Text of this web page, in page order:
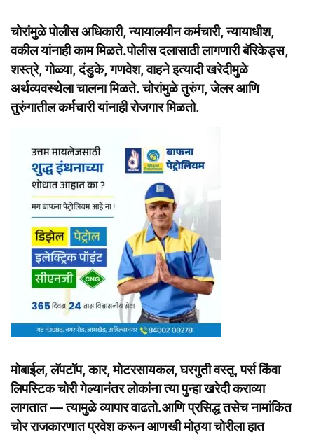
चोरांमुळे पोलीस अधिकारी, न्यायालयीन कर्मचारी, न्यायाधीश,
वकील यांनाही काम मिळते.पोलीस दलासाठी लागणारी बॅरिकेड्स,
शस्त्रे, गोळ्या, दंडुके, गणवेश, वाहने इत्यादी खरेदीमुळे
अर्थव्यवस्थेला चालना मिळते. चोरांमुळे तुरुंग, जेलर आणि
तुरुंगातील कर्मचारी यांनाही रोजगार मिळतो.
मोबाईल, लॅपटॉप, कार, मोटरसायकल, घरगुती वस्तू, पर्स किंवा
लिपस्टिक चोरी गेल्यानंतर लोकांना त्या पुन्हा खरेदी कराव्या
लागतात — त्यामुळे व्यापार वाढतो.आणि प्रसिद्ध तसेच नामांकित
चोर राजकारणात प्रवेश करून आणखी मोठ्या चोरीला हात